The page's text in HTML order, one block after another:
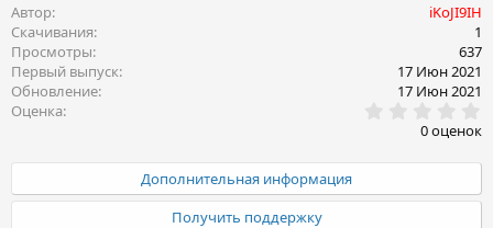
Автор
iKoJI9IH
Скачивания
1
Просмотры
637
Первый выпуск
17 Июн 2021
Обновление
17 Июн 2021
Оценка
.
0
0
в
ё
0 оценок
Дополнительная информация
Получить поддержку